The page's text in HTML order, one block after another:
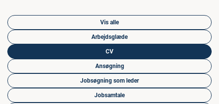
Vis alle
Arbejdsglæde
CV
Ansøgning
Jobsøgning som leder
Jobsamtale